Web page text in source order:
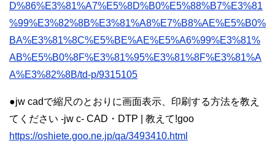
D%86%E3%81%A7%E5%8D%B0%E5%88%B7%E3%81
%99%E3%82%8B%E3%81%A8%E7%B8%AE%E5%B0%
BA%E3%81%8C%E5%BE%AE%E5%A6%99%E3%81%
AB%E5%B0%8F%E3%81%95%E3%81%8F%E3%81%A
A%E3%82%8B/td-p/9315105
●jw cadで縮尺のとおりに画面表示、印刷する方法を教え
てください -jw c- CAD・DTP | 教えて!goo
https://oshiete.goo.ne.jp/qa/3493410.html